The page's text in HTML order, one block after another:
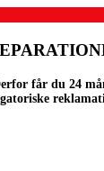
får du 24